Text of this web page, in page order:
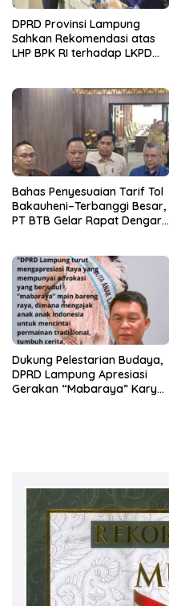
DPRD Provinsi Lampung
Sahkan Rekomendasi atas
LHP BPK RI terhadap LKPD
2025
Bahas Penyesuaian Tarif Tol
Bakauheni–Terbanggi Besar,
PT BTB Gelar Rapat Dengar
Dukung Pelestarian Budaya,
DPRD Lampung Apresiasi
Gerakan “Mabaraya” Karya